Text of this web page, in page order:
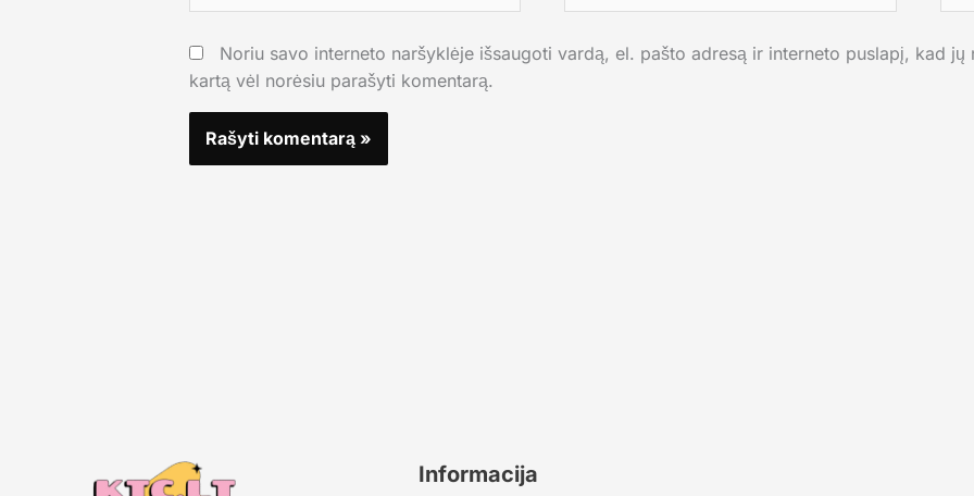
Noriu savo interneto naršyklėje išsaugoti vardą, el. pašto adresą ir interneto puslapį, kad
kartą vėl norėsiu parašyti komentarą.
Informacija